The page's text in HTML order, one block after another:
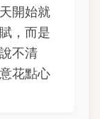
開始就
，而是
不清
花點心